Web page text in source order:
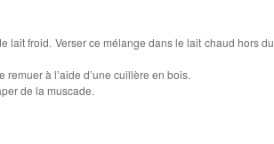
lait froid. Verser ce mélange dans le lait chaud hors du
à l’aide d’une cuillère en bois.
de la muscade.